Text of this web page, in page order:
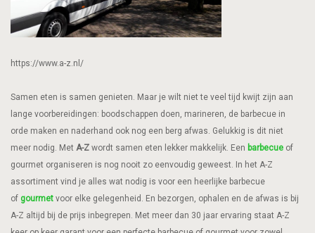
https://www.a-z.nl/
Samen eten is samen genieten. Maar je wilt niet te veel tijd kwijt zijn aan
lange voorbereidingen: boodschappen doen, marineren, de barbecue in
orde maken en naderhand ook nog een berg afwas. Gelukkig is dit niet
meer nodig. Met A-Z wordt samen eten lekker makkelijk. Een barbecue of
gourmet organiseren is nog nooit zo eenvoudig geweest. In het A-Z
assortiment vind je alles wat nodig is voor een heerlijke barbecue
of gourmet voor elke gelegenheid. En bezorgen, ophalen en de afwas is bij
A-Z altijd bij de prijs inbegrepen. Met meer dan 30 jaar ervaring staat A-Z